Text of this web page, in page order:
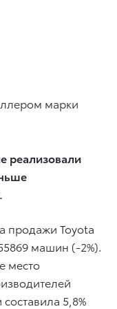
реализовали
продажи Toyota
машин (-2%).
место
5,8%